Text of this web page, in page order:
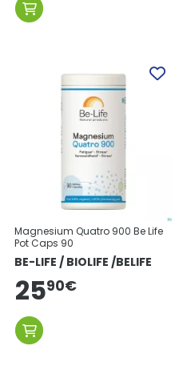
Magnesium Quatro 900 Be Life
Pot Caps 90
BE-LIFE / BIOLIFE /BELIFE
2590€